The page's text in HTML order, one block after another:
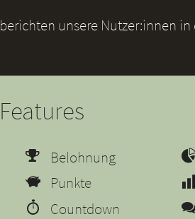
unsere Nutzer:innen in
Belohnung
Punkte
Countdown